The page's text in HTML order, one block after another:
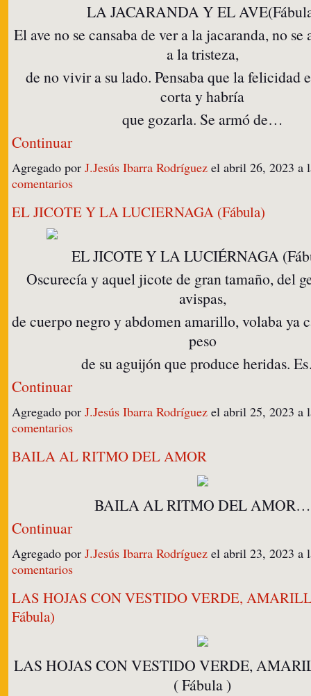
LA JACARANDA Y EL
El ave no se cansaba de ver a la jacaranda, no se
a la tristeza,
de no vivir a su lado. Pensaba que la felicidad
corta y habría
que gozarla. Se armó de…
Continuar
Agregado por J.Jesús Ibarra Rodríguez el abril 26, 2023
comentarios
EL JICOTE Y LA LUCIERNAGA (Fábula)
EL JICOTE Y LA LUCIÉRNAGA
Oscurecía y aquel jicote de gran tamaño, del
avispas,
de cuerpo negro y abdomen amarillo, volaba ya
peso
de su aguijón que produce heridas.
Continuar
Agregado por J.Jesús Ibarra Rodríguez el abril 25, 2023
comentarios
BAILA AL RITMO DEL AMOR
BAILA AL RITMO DEL AMOR…
Continuar
Agregado por J.Jesús Ibarra Rodríguez el abril 23, 2023
comentarios
LAS HOJAS CON VESTIDO VERDE,
Fábula)
LAS HOJAS CON VESTIDO VERDE,
( Fábula )